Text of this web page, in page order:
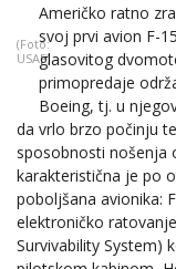
(Foto:
USAF)
Američko ratno
svoj prvi avion F-
glasovitog
primopredaje
Boeing, tj. u
da vrlo brzo počinju
sposobnosti nošenja
karakteristična je po
poboljšana avionika:
elektroničko
Survivability System)